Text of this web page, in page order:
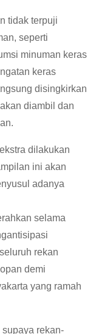
tidak terpuji
seperti
minuman keras
keras
disingkirkan
diambil dan
dilakukan
ini akan
adanya
selama
rekan
demi
yang ramah
rekan-